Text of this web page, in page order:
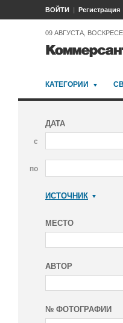
ВОЙТИ Регистрация
09 АВГУСТА,
КАТЕГОРИИ
ДАТА
с
по
ИСТОЧНИК
МЕСТО
АВТОР
№ ФОТОГРАФИИ